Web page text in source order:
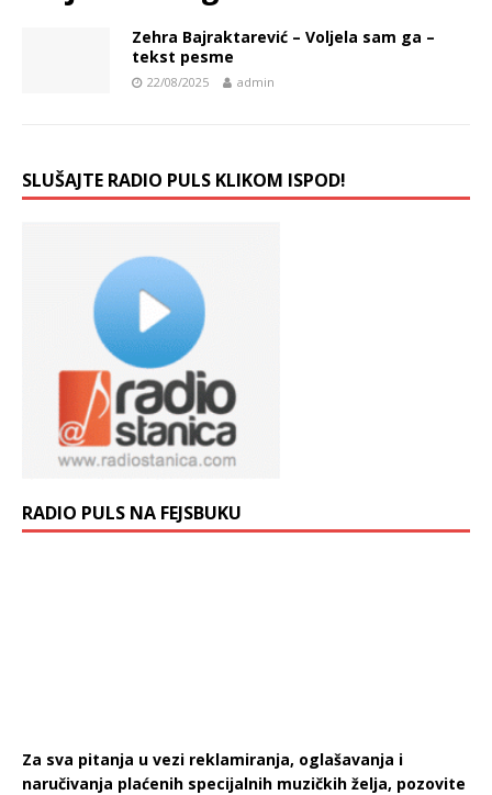
Zehra Bajraktarević – Voljela sam ga –
tekst pesme
22/08/2025 admin
SLUŠAJTE RADIO PULS KLIKOM ISPOD!
RADIO PULS NA FEJSBUKU
Za sva pitanja u vezi reklamiranja, oglašavanja i
naručivanja plaćenih specijalnih muzičkih želja, pozovite